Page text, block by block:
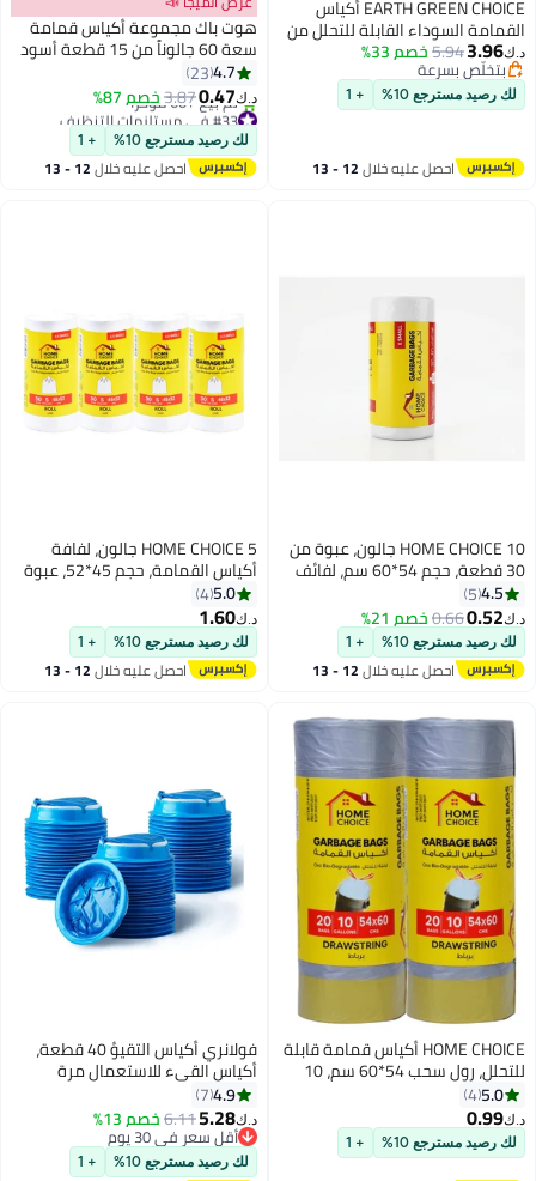
EARTH GREEN CHOICE أكياس
القمامة السوداء القابلة للتحلل من
110 سم) – أكياس قمامة متوسطة
ثقيلة، بطانات صناديق مقاومة
للتسرب – 15 كيس في العبوة،
د.ك‏3.96
5.94خصم 33%
بتخلّص بسرعة
بتخلّص بسرعة
لك رصيد مسترجع 10% + 1
احصل عليه خلال 12 - 13
هوت باك مجموعة أكياس قمامة
سعة 60 جالوناً من 15 قطعة أسود
95x120سم4.7
23
د.ك‏0.47
3.87خصم 87%
#33 في مستلزمات التنظيف
أقل سعر في 30 يوم
تم بيع +60 مؤخرًا
#33 في مستلزمات التنظيف
لك رصيد مسترجع 10% + 1
احصل عليه خلال 12 - 13
HOME CHOICE 10 جالون، عبوة من
30 قطعة، حجم 54*60 سم، لفائف
أكياس القمامة القابلة للتحلل،
بطانات سلة المهملات
4.5
5
د.ك‏0.52
0.66خصم 21%
لك رصيد مسترجع 10% + 1
احصل عليه خلال 12 - 13
اغسطس
HOME CHOICE 5 جالون، لفافة
أكياس القمامة، حجم 45*52، عبوة
من 4 (120 كيس قمامة)، أكياس
سلة المكتب، أكياس سلة صغيرة
جداً
5.0
4
د.ك‏1.60
لك رصيد مسترجع 10% + 1
احصل عليه خلال 12 - 13
اغسطس
HOME CHOICE أكياس قمامة قابلة
للتحلل، رول سحب 54*60 سم، 10
كيس قمامة صغير جداً، رباط
شريطي
5.0
4
د.ك‏0.99
لك رصيد مسترجع 10% + 1
فولانري أكياس التقيؤ 40 قطعة،
أكياس القيء للاستعمال مرة
واحدة، أكياس الغثيان بدرجة
المستشفى مثالية لغثيان الصباح،
والأطفال، والنساء الحوامل، وسائقي
سيارات الأجرة، ودوار الحركة في
4.9
7
د.ك‏5.28
6.11خصم 13%
أقل سعر في 30 يوم
أقل سعر في 30 يوم
لك رصيد مسترجع 10% + 1